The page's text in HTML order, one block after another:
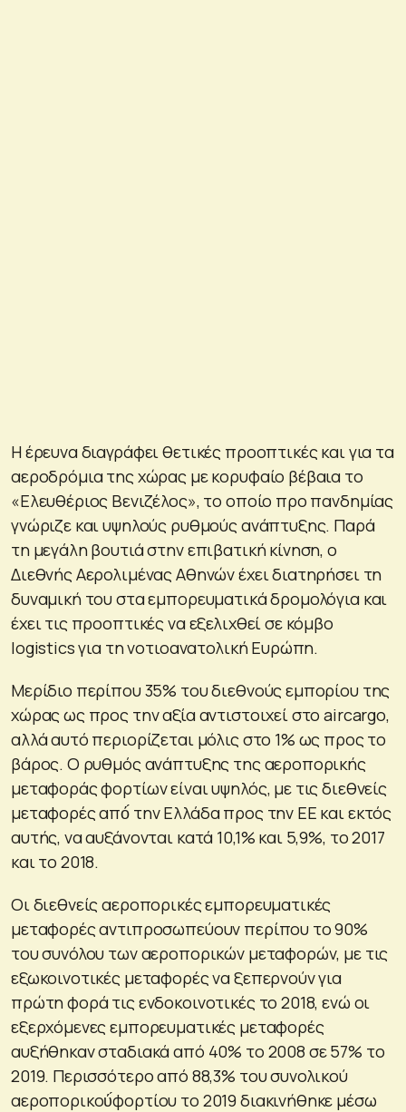
Η έρευνα διαγράφει θετικές προοπτικές και για τα
αεροδρόμια της χώρας με κορυφαίο βέβαια το
«Ελευθέριος Βενιζέλος», το οποίο προ πανδημίας
γνώριζε και υψηλούς ρυθμούς ανάπτυξης. Παρά
τη μεγάλη βουτιά στην επιβατική κίνηση, ο
Διεθνής Αερολιμένας Αθηνών έχει διατηρήσει τη
δυναμική του στα εμπορευματικά δρομολόγια και
έχει τις προοπτικές να εξελιχθεί σε κόμβο
logistics για τη νοτιοανατολική Ευρώπη.
Μερίδιο περίπου 35% του διεθνούς εμπορίου της
χώρας ως προς την αξία αντιστοιχεί στο aircargo,
αλλά αυτό περιορίζεται μόλις στο 1% ως προς το
βάρος. Ο ρυθμός ανάπτυξης της αεροπορικής
μεταφοράς φορτίων είναι υψηλός, με τις διεθνείς
μεταφορές από́ την Ελλάδα προς την ΕΕ και εκτός
αυτής, να αυξάνονται κατά 10,1% και 5,9%, το 2017
και το 2018.
Οι διεθνείς αεροπορικές εμπορευματικές
μεταφορές αντιπροσωπεύουν περίπου το 90%
του συνόλου των αεροπορικών μεταφορών, με τις
εξωκοινοτικές μεταφορές να ξεπερνούν για
πρώτη φορά τις ενδοκοινοτικές το 2018, ενώ οι
εξερχόμενες εμπορευματικές μεταφορές
αυξήθηκαν σταδιακά από 40% το 2008 σε 57% το
2019. Περισσότερο από 88,3% του συνολικού
αεροπορικού́φορτίου το 2019 διακινήθηκε μέσω